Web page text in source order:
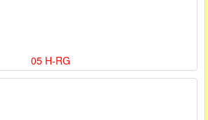
05 H-RG